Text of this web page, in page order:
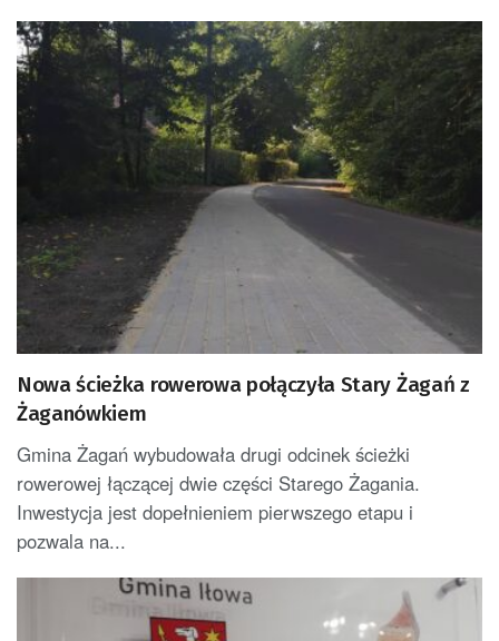
Nowa ścieżka rowerowa połączyła Stary Żagań z
Żaganówkiem
Gmina Żagań wybudowała drugi odcinek ścieżki
rowerowej łączącej dwie części Starego Żagania.
Inwestycja jest dopełnieniem pierwszego etapu i
pozwala na...